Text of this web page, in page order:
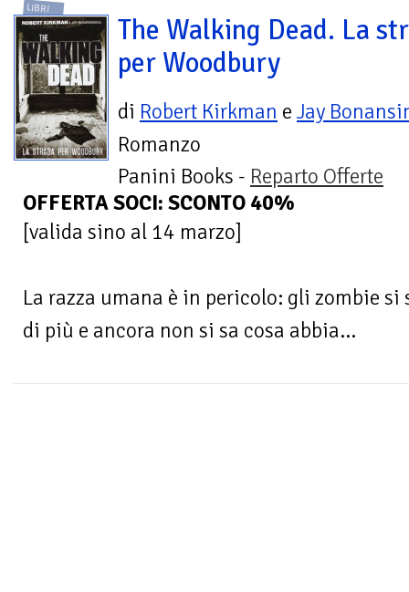
LIBRI
The Walking Dead. La
per Woodbury
di Robert Kirkman e Jay
Romanzo
Panini Books - Reparto Offerte
OFFERTA SOCI: SCONTO 40%
[valida sino al 14 marzo]
La razza umana è in pericolo: gli zombie
di più e ancora non si sa cosa abbia...